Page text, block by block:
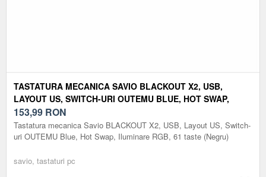
TASTATURA MECANICA SAVIO BLACKOUT X2, USB,
LAYOUT US, SWITCH-URI OUTEMU BLUE, HOT SWAP,
ILUMINARE RGB, 61 TASTE (NEGRU)
153,99 RON
Tastatura mecanica Savio BLACKOUT X2, USB, Layout US, Switch-
uri OUTEMU Blue, Hot Swap, Iluminare RGB, 61 taste (Negru)
savio, tastaturi pc